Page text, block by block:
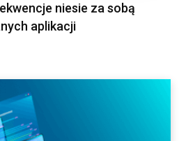
niesie za sobą
aplikacji